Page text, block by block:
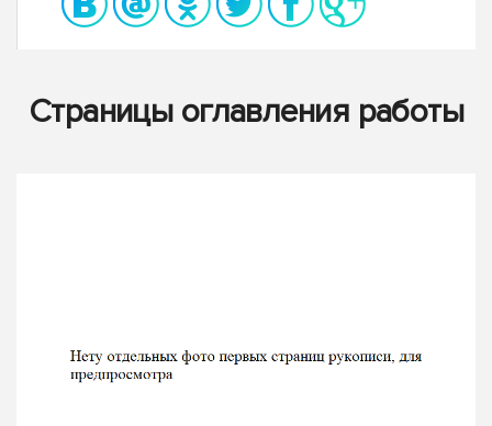
Страницы оглавления работы